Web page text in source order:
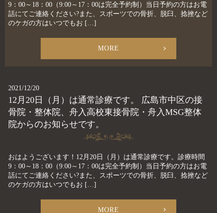
9：00～18：00（9:00～17：00は完全予約制）当日予約の方はお電
話にてご連絡ください?また、スポーツでの骨折、脱臼、捻挫など
のケガの方はいつでもお […]
MORE
2021/12/20
12月20日（月）は通常診療です。 広島市中区の接
骨院・整体院、舟入高校東接骨院・舟入MSG整体
院からのお知らせです。
おはようございます！12月20日（月）は通常診療です。診療時間
9：00～18：00（9:00～17：00は完全予約制）当日予約の方はお電
話にてご連絡ください?また、スポーツでの骨折、脱臼、捻挫など
のケガの方はいつでもお […]
MORE